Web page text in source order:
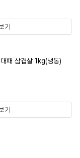
기
패 삼겹살 1kg(냉동)
기